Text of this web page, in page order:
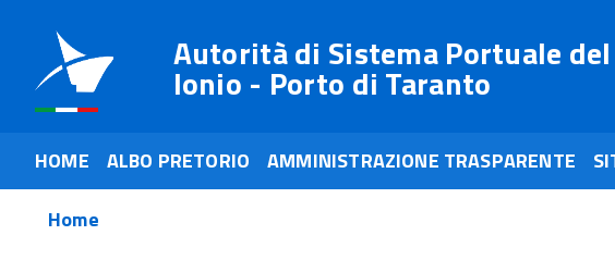
Autorità di Sistema Portuale
Ionio - Porto di Taranto
HOME ALBO PRETORIO AMMINISTRAZIONE TRASPARENTE
Home